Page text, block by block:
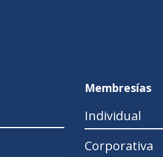
Membresías
Individual
Corporativa